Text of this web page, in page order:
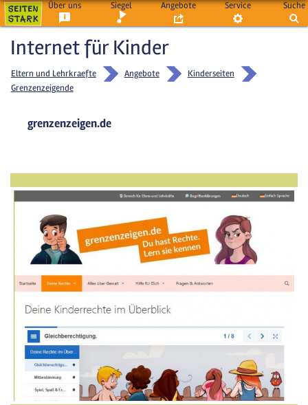
Über uns Siegel Angebote Service Suche
Internet für Kinder
Eltern und Lehrkraefte Angebote
Kinderseiten
Grenzenzeigende
grenzenzeigen.de